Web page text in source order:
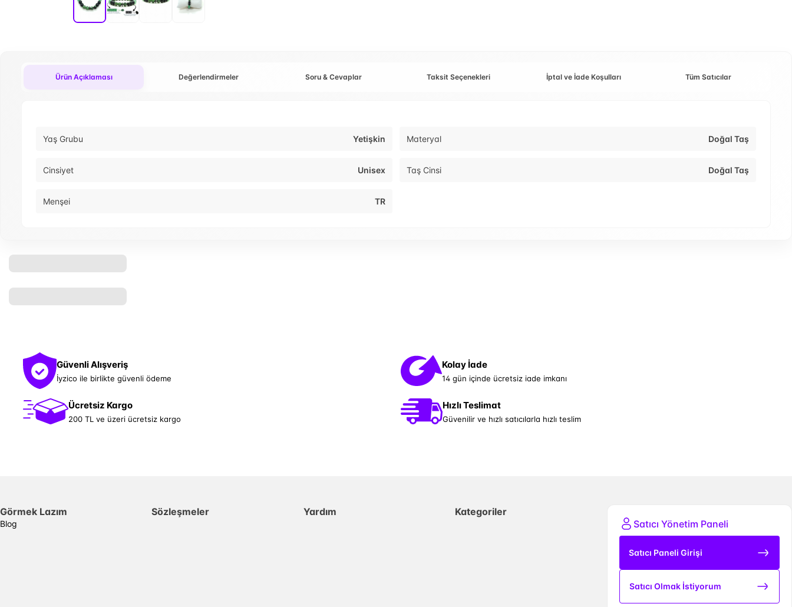
Ürün Açıklaması Değerlendirmeler Soru & Cevaplar Taksit Seçenekleri İptal ve İade Koşulları Tüm Satıcılar
Yaş Grubu Yetişkin Materyal Doğal Taş
Cinsiyet Unisex Taş Cinsi Doğal Taş
Menşei TR
Güvenli Alışveriş
İyzico ile birlikte güvenli ödeme
Kolay İade
14 gün içinde ücretsiz iade imkanı
Ücretsiz Kargo
200 TL ve üzeri ücretsiz kargo
Hızlı Teslimat
Güvenilir ve hızlı satıcılarla hızlı teslim
Görmek Lazım
Blog
Sözleşmeler Yardım
Kategoriler
Satıcı Yönetim Paneli
Satıcı Paneli Girişi
Satıcı Olmak İstiyorum